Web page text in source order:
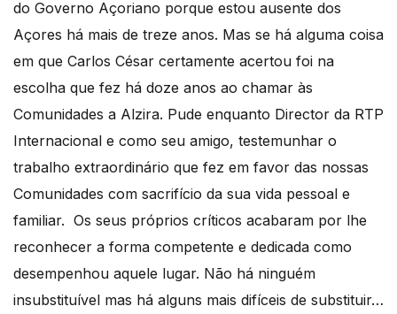
do Governo Açoriano porque estou ausente dos
Açores há mais de treze anos. Mas se há alguma coisa
em que Carlos César certamente acertou foi na
escolha que fez há doze anos ao chamar às
Comunidades a Alzira. Pude enquanto Director da RTP
Internacional e como seu amigo, testemunhar o
trabalho extraordinário que fez em favor das nossas
Comunidades com sacrifício da sua vida pessoal e
familiar. Os seus próprios críticos acabaram por lhe
reconhecer a forma competente e dedicada como
desempenhou aquele lugar. Não há ninguém
insubstituível mas há alguns mais difíceis de substituir…